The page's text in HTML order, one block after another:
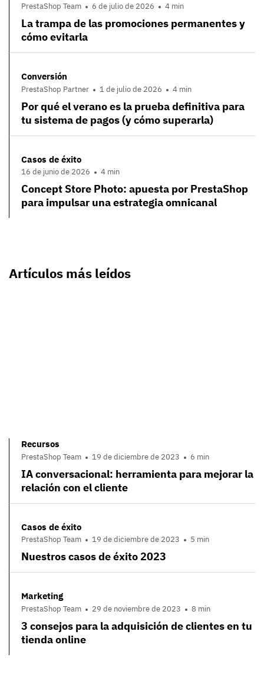
PrestaShop Team 6 de julio de 2026 4 min
La trampa de las promociones permanentes y
cómo evitarla
Conversión
PrestaShop Partner 1 de julio de 2026 4 min
Por qué el verano es la prueba definitiva para
tu sistema de pagos (y cómo superarla)
Casos de éxito
16 de junio de 2026 4 min
Concept Store Photo: apuesta por PrestaShop
para impulsar una estrategia omnicanal
Artículos más leídos
Recursos
PrestaShop Team 19 de diciembre de 2023 6 min
IA conversacional: herramienta para mejorar la
relación con el cliente
Casos de éxito
PrestaShop Team 19 de diciembre de 2023 5 min
Nuestros casos de éxito 2023
Marketing
PrestaShop Team 29 de noviembre de 2023 8 min
3 consejos para la adquisición de clientes en tu
tienda online